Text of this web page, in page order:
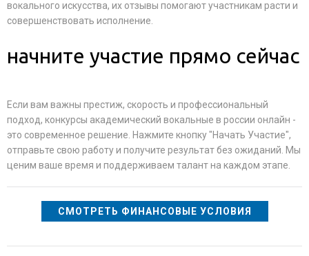
вокального искусства, их отзывы помогают участникам расти и
совершенствовать исполнение.
начните участие прямо сейчас
Если вам важны престиж, скорость и профессиональный
подход, конкурсы академический вокальные в россии онлайн -
это современное решение. Нажмите кнопку "Начать Участие",
отправьте свою работу и получите результат без ожиданий. Мы
ценим ваше время и поддерживаем талант на каждом этапе.
СМОТРЕТЬ ФИНАНСОВЫЕ УСЛОВИЯ